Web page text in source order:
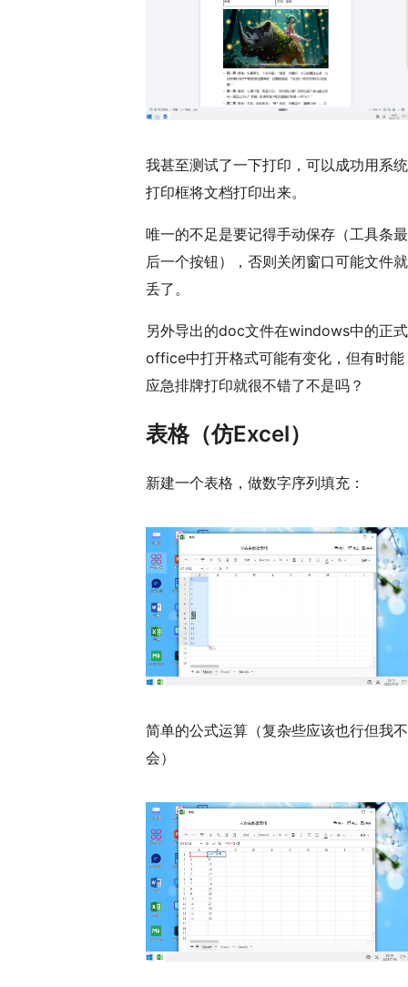
我甚至测试了一下打印，可以成功用系统
打印框将文档打印出来。
唯一的不足是要记得手动保存（工具条最
后一个按钮），否则关闭窗口可能文件就
丢了。
另外导出的doc文件在windows中的正式
office中打开格式可能有变化，但有时能
应急排牌打印就很不错了不是吗？
表格（仿Excel）
新建一个表格，做数字序列填充：
简单的公式运算（复杂些应该也行但我不
会）